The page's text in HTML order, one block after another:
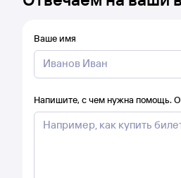
Ваше имя
Напишите, с чем нужна помощь.